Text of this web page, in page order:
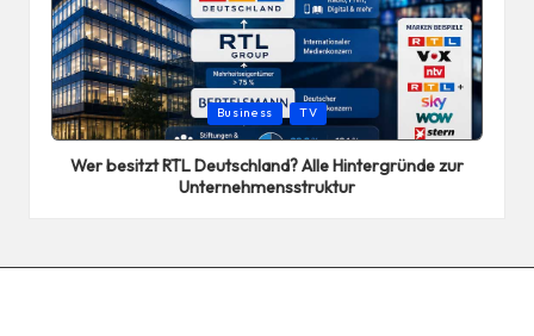
Posted
in
Business TV
Wer besitzt RTL Deutschland? Alle Hintergründe zur
Unternehmensstruktur